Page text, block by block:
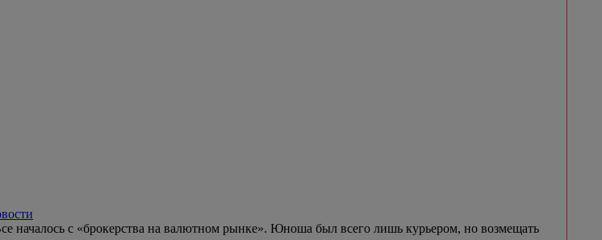
началось с «брокерства на валютном рынке». Юноша был всего лишь курьером, но возмещать